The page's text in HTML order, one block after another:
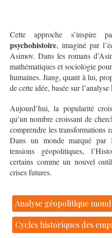
Cette approche s’inspire
psychohistoire, imaginé par
Asimov. Dans les romans
mathématiques et sociologie
humaines. Jiang, quant à lui,
de cette idée, basée sur
Aujourd’hui, la popularité
qu’un nombre croissant de
comprendre les transformations
Dans un monde marqué par
tensions géopolitiques,
certains comme un nouvel
crises futures.
Analyse géopolitique
Cycles historiques des